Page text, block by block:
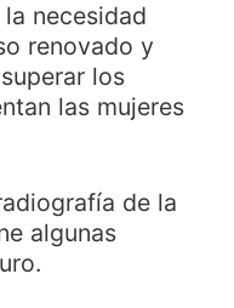
necesidad
renovado y
los
las mujeres
de la
algunas